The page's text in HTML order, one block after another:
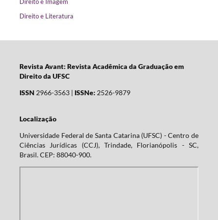
Direito e Literatura
Revista Avant: Revista Acadêmica da Graduação em
Direito da UFSC
ISSN 2966-3563 | ISSNe: 2526-9879
Localização
Universidade Federal de Santa Catarina (UFSC) - Centro de
Ciências Jurídicas (CCJ), Trindade, Florianópolis - SC,
Brasil. CEP: 88040-900.